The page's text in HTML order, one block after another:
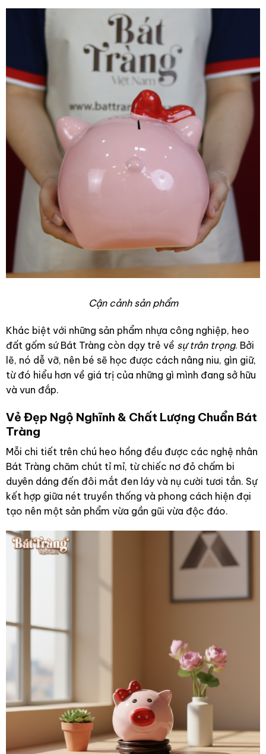
Cận cảnh sản phẩm
Khác biệt với những sản phẩm nhựa công nghiệp, heo
đất gốm sứ Bát Tràng còn dạy trẻ về sự trân trọng. Bởi
lẽ, nó dễ vỡ, nên bé sẽ học được cách nâng niu, gìn giữ,
từ đó hiểu hơn về giá trị của những gì mình đang sở hữu
và vun đắp.
Vẻ Đẹp Ngộ Nghĩnh & Chất Lượng Chuẩn Bát
Tràng
Mỗi chi tiết trên chú heo hồng đều được các nghệ nhân
Bát Tràng chăm chút tỉ mỉ, từ chiếc nơ đỏ chấm bi
duyên dáng đến đôi mắt đen láy và nụ cười tươi tắn. Sự
kết hợp giữa nét truyền thống và phong cách hiện đại
tạo nên một sản phẩm vừa gần gũi vừa độc đáo.